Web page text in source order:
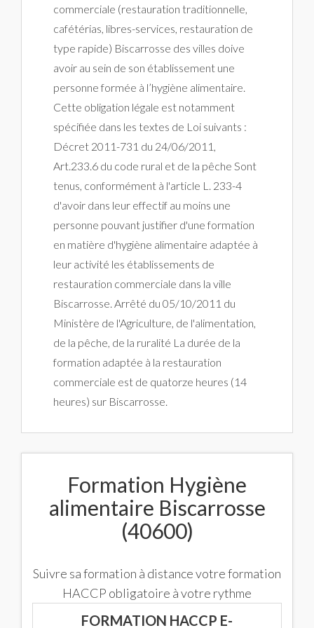
commerciale (restauration traditionnelle,
cafétérias, libres-services, restauration de
type rapide) Biscarrosse des villes doive
avoir au sein de son établissement une
personne formée à l’hygiène alimentaire.
Cette obligation légale est notamment
spécifiée dans les textes de Loi suivants :
Décret 2011-731 du 24/06/2011,
Art.233.6 du code rural et de la pêche Sont
tenus, conformément à l'article L. 233-4
d'avoir dans leur effectif au moins une
personne pouvant justifier d'une formation
en matière d'hygiène alimentaire adaptée à
leur activité les établissements de
restauration commerciale dans la ville
Biscarrosse. Arrêté du 05/10/2011 du
Ministère de l'Agriculture, de l'alimentation,
de la pêche, de la ruralité La durée de la
formation adaptée à la restauration
commerciale est de quatorze heures (14
heures) sur Biscarrosse.
Formation Hygiène
alimentaire Biscarrosse
(40600)
Suivre sa formation à distance votre formation
HACCP obligatoire à votre rythme
FORMATION HACCP E-